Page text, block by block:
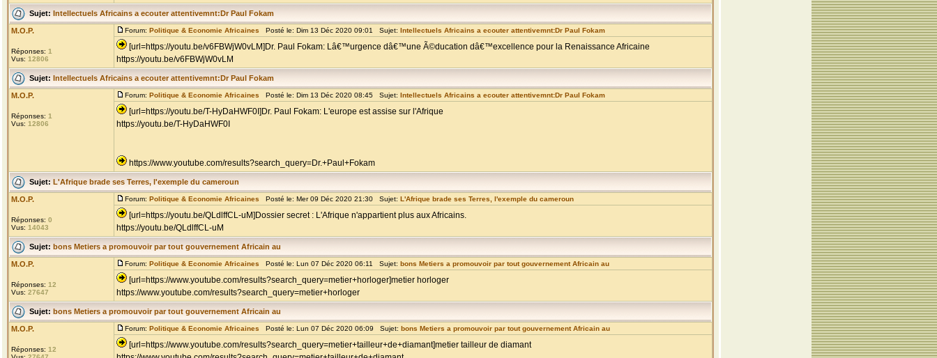
Sujet: Intellectuels Africains a ecouter attentivemnt:Dr Paul Fokam
M.O.P.
Réponses: 1
Vus: 12806
Forum: Politique & Economie Africaines Posté le: Dim 13 Déc 2020 09:01 Sujet: Intellectuels Africains a ecouter attentivemnt:Dr Paul Fokam
[url=https://youtu.be/v6FBWjW0vLM]Dr. Paul Fokam: Lâ€™urgence dâ€™une Ã©ducation dâ€™excellence pour la Renaissance Africaine
https://youtu.be/v6FBWjW0vLM
Sujet: Intellectuels Africains a ecouter attentivemnt:Dr Paul Fokam
M.O.P.
Réponses: 1
Vus: 12806
Forum: Politique & Economie Africaines Posté le: Dim 13 Déc 2020 08:45 Sujet: Intellectuels Africains a ecouter attentivemnt:Dr Paul Fokam
[url=https://youtu.be/T-HyDaHWF0I]Dr. Paul Fokam: L'europe est assise sur l'Afrique
https://youtu.be/T-HyDaHWF0I
https://www.youtube.com/results?search_query=Dr.+Paul+Fokam
Sujet: L'Afrique brade ses Terres, l'exemple du cameroun
M.O.P.
Réponses: 0
Vus: 14043
Forum: Politique & Economie Africaines Posté le: Mer 09 Déc 2020 21:30 Sujet: L'Afrique brade ses Terres, l'exemple du cameroun
[url=https://youtu.be/QLdlffCL-uM]Dossier secret : L'Afrique n'appartient plus aux Africains.
https://youtu.be/QLdlffCL-uM
Sujet: bons Metiers a promouvoir par tout gouvernement Africain au
M.O.P.
Réponses: 12
Vus: 27647
Forum: Politique & Economie Africaines Posté le: Lun 07 Déc 2020 06:11 Sujet: bons Metiers a promouvoir par tout gouvernement Africain au
[url=https://www.youtube.com/results?search_query=metier+horloger]metier horloger
https://www.youtube.com/results?search_query=metier+horloger
Sujet: bons Metiers a promouvoir par tout gouvernement Africain au
M.O.P.
Réponses: 12
Forum: Politique & Economie Africaines Posté le: Lun 07 Déc 2020 06:09 Sujet: bons Metiers a promouvoir par tout gouvernement Africain au
[url=https://www.youtube.com/results?search_query=metier+tailleur+de+diamant]metier tailleur de diamant